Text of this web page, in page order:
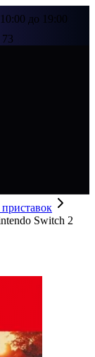
до 19:00
Switch 2